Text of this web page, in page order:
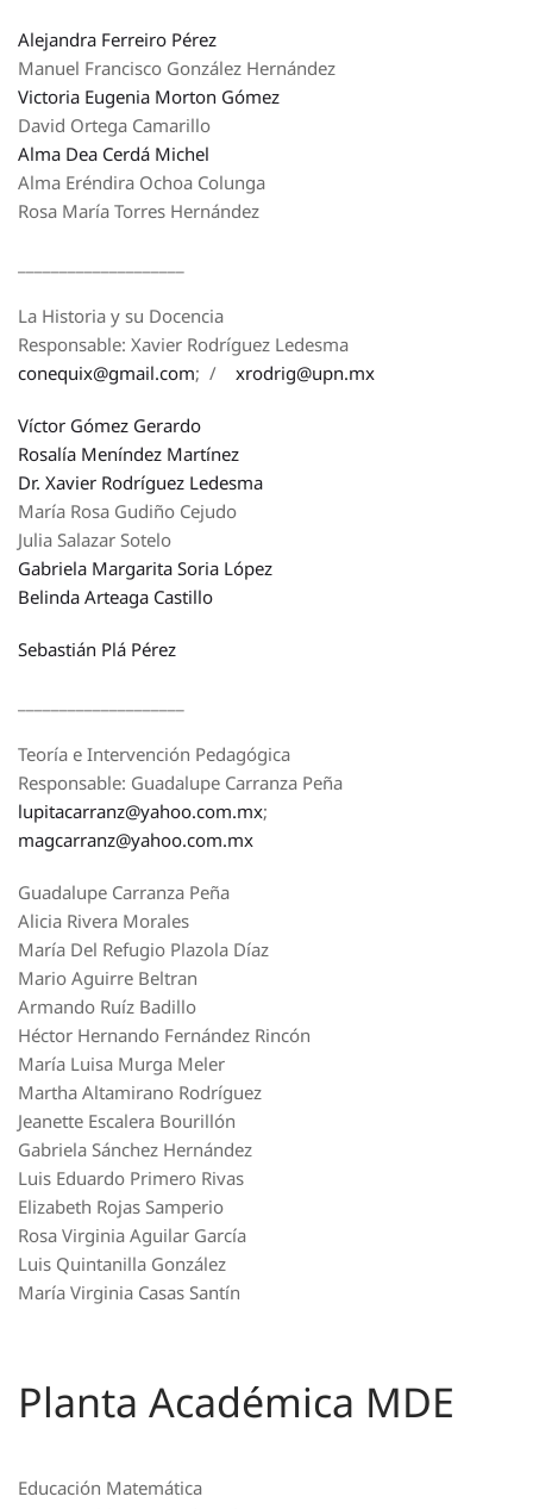
Alejandra Ferreiro Pérez
Manuel Francisco González Hernández
Victoria Eugenia Morton Gómez
David Ortega Camarillo
Alma Dea Cerdá Michel
Alma Eréndira Ochoa Colunga
Rosa María Torres Hernández
La Historia y su Docencia
Responsable: Xavier Rodríguez Ledesma
conequix@gmail.com; / xrodrig@upn.mx
Víctor Gómez Gerardo
Rosalía Meníndez Martínez
Dr. Xavier Rodríguez Ledesma
María Rosa Gudiño Cejudo
Julia Salazar Sotelo
Gabriela Margarita Soria López
Belinda Arteaga Castillo
Sebastián Plá Pérez
Teoría e Intervención Pedagógica
Responsable: Guadalupe Carranza Peña
lupitacarranz@yahoo.com.mx;
magcarranz@yahoo.com.mx
Guadalupe Carranza Peña
Alicia Rivera Morales
María Del Refugio Plazola Díaz
Mario Aguirre Beltran
Armando Ruíz Badillo
Héctor Hernando Fernández Rincón
María Luisa Murga Meler
Martha Altamirano Rodríguez
Jeanette Escalera Bourillón
Gabriela Sánchez Hernández
Luis Eduardo Primero Rivas
Elizabeth Rojas Samperio
Rosa Virginia Aguilar García
Luis Quintanilla González
María Virginia Casas Santín
Planta Académica MDE
Educación Matemática